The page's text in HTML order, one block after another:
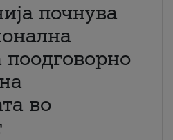
почнува
во